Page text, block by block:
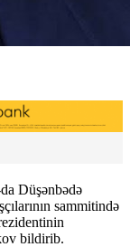
Düşənbədə
sammitində
bildirib.